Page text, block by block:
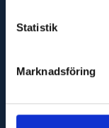
Statistik
Marknadsföring
Adress
E-post